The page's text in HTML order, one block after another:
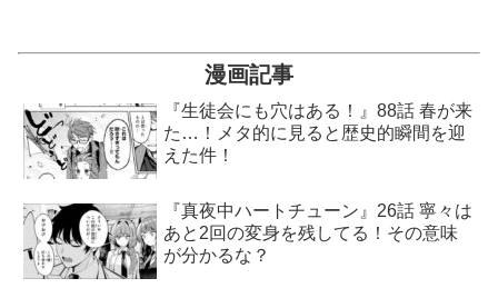
漫画記事
『生徒会にも穴はある！』88話 春が来
た…！メタ的に見ると歴史的瞬間を迎
えた件！
『真夜中ハートチューン』26話 寧々は
あと2回の変身を残してる！その意味
が分かるな？